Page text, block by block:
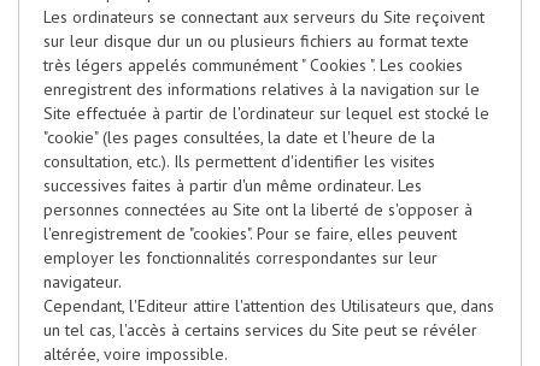
Les ordinateurs se connectant aux serveurs du Site reçoivent
sur leur disque dur un ou plusieurs fichiers au format texte
très légers appelés communément " Cookies ". Les cookies
enregistrent des informations relatives à la navigation sur le
Site effectuée à partir de l'ordinateur sur lequel est stocké le
"cookie" (les pages consultées, la date et l'heure de la
consultation, etc.). Ils permettent d'identifier les visites
successives faites à partir d'un même ordinateur. Les
personnes connectées au Site ont la liberté de s'opposer à
l'enregistrement de "cookies". Pour se faire, elles peuvent
employer les fonctionnalités correspondantes sur leur
navigateur.
Cependant, l'Editeur attire l'attention des Utilisateurs que, dans
un tel cas, l'accès à certains services du Site peut se révéler
altérée, voire impossible.